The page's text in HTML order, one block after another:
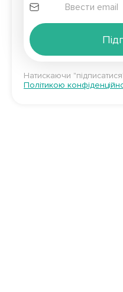
Натискаючи
Політикою